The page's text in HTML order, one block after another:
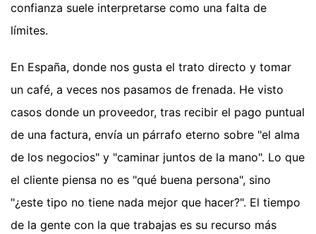
confianza suele interpretarse como una falta de
límites.
En España, donde nos gusta el trato directo y tomar
un café, a veces nos pasamos de frenada. He visto
casos donde un proveedor, tras recibir el pago puntual
de una factura, envía un párrafo eterno sobre "el alma
de los negocios" y "caminar juntos de la mano". Lo que
el cliente piensa no es "qué buena persona", sino
"¿este tipo no tiene nada mejor que hacer?". El tiempo
de la gente con la que trabajas es su recurso más